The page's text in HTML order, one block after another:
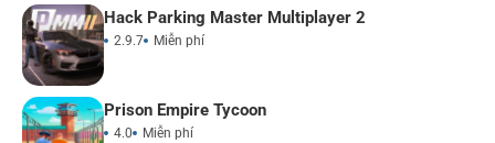
Hack Parking Master Multiplayer 2
2.9.7 Miễn phí
Prison Empire Tycoon
4.0 Miễn phí